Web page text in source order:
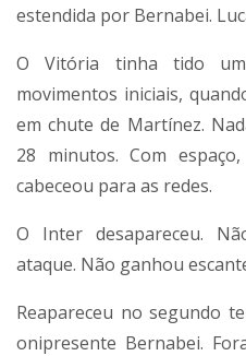
estendida por Bernabei.
O Vitória tinha tido
movimentos iniciais,
em chute de Martínez.
28 minutos. Com
cabeceou para as redes.
O Inter desapareceu.
ataque. Não ganhou
Reapareceu no segundo
onipresente Bernabei.